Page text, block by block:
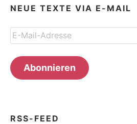
NEUE TEXTE VIA E-MAIL
E-
Mail-
Adresse
Abonnieren
RSS-FEED